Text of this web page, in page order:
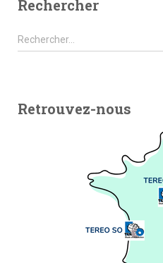
Rechercher
Rechercher…
Retrouvez-nous